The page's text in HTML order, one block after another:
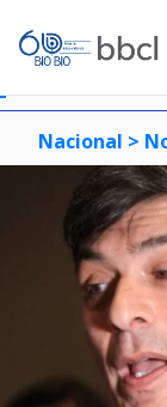
Nacional >